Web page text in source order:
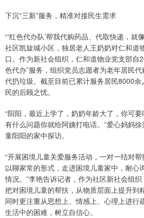
下沉“三新”服务，精准对接民生需求
“‘红色代办队’帮我代购药品、代取快递，就
社区凯旋城小区，独居老人王奶奶对仁和道
口。作为新社会组织，仁和道物业党支部自
色代办”服务，组织党员志愿者为老年居民代
代扔垃圾。截至目前已累计服务居民8000
民的后顾之忧。
“阳阳，最近上学了，奶奶年龄大了，你可
有什么问题你就给阿姨打电话。”爱心妈妈
童阳阳的家中探访。
“开展困境儿童关爱服务活动，一对一结对帮
以聊家常的形式，走进困境儿童家中，耐心
情况。”李艳告诉记者，作为社区新社会组
把对困境儿童的帮扶，从物质层面上提升到
同时更注重从思想上、情感上、心理上进行
生活中的困难，树立自信心。